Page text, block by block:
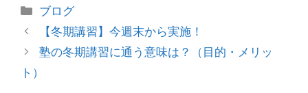
カ
テ
リ
ブログ
投
稿
ビ
【冬期講習】今週末から実施！
塾の冬期講習に通う意味は？（目的・メリッ
ト）